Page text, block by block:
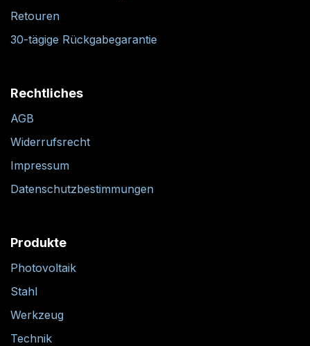
Retouren
30-tägige Rückgabegarantie
Rechtliches
AGB
Widerrufsrecht
Impressum
Datenschutzbestimmungen
Produkte
Photovoltaik
Stahl
Werkzeug
Technik